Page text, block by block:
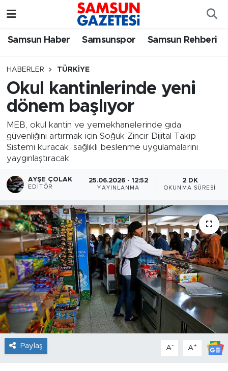
Samsun Haber Samsunspor Samsun Rehberi
HABERLER TÜRKIYE
Okul kantinlerinde yeni
dönem başlıyor
MEB, okul kantin ve yemekhanelerinde gıda
güvenliğini artırmak için Soğuk Zincir Dijital Takip
Sistemi kuracak, sağlıklı beslenme uygulamalarını
yaygınlaştıracak.
AYŞE ÇOLAK
EDITÖR
25.06.2026 - 12:52
YAYINLANMA
2 DK
OKUNMA SÜRESI
Paylaş A- A+
Samsun Haber
Samsunspor
Samsun Rehberi
Samsun Nöbetçi Eczaneler
Samsun Hava Durumu
SAMSUN Namaz Vakitleri
Samsun Trafik Yoğunluk Haritası
Süper Lig Puan Durumu ve Fikstür
Haber Arşivi